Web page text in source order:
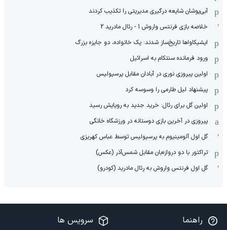
آبی‌پوشان شایعه درگیری مدیریتی را تکذیب کردند
خلاصه بازی فرنتس واروش 1 - رئال مادرید 2
ایشیکاوا‌ها تاریخ‌ساز شدند: یک خانواده، دو جایزه بزرگ
ورود فرمانده سنتکام به اسرائیل
اولین پیروزی نوری در آبادان مقابل پرسپولیس
پیشنهاد لیل طارمی را وسوسه کرد
اولین گل برای رئال: خرید جدید به رویایش رسید
پیروزی در آخرین بازی دوستانه در ورزشگاه خانگی
گل اول آلومینیوم به پرسپولیس توسط عباس کهریزی
تراکتور با دو دروازه‌بان مقابل شمس‌آذر (عکس)
گل اول فرنتس واروش به رئال مادرید (کودرو)
راهنما سرویس ها